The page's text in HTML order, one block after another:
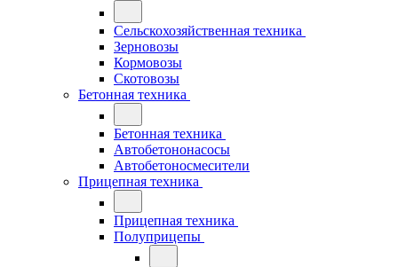
Сельскохозяйственная техника
Зерновозы
Кормовозы
Скотовозы
Бетонная техника
Бетонная техника
Автобетононасосы
Автобетоносмесители
Прицепная техника
Прицепная техника
Полуприцепы